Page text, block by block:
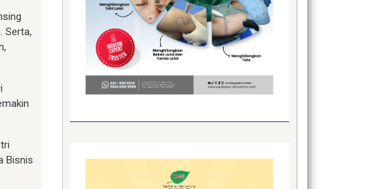
Serta,
Bisnis